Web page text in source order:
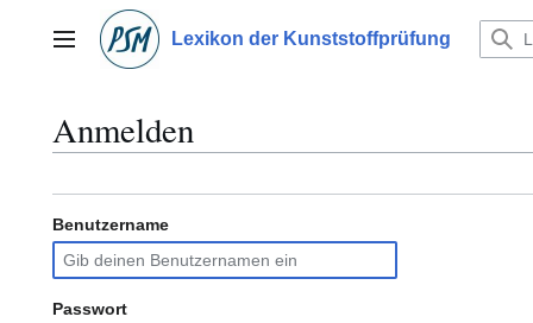
springenHauptmenü Lexikon der Kunststoffprüfung
Anmelden
Benutzername
Passwort